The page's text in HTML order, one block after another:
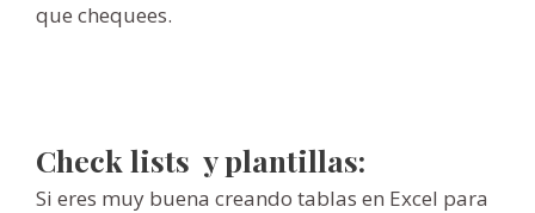
que chequees.
Check lists y plantillas:
Si eres muy buena creando tablas en Excel para